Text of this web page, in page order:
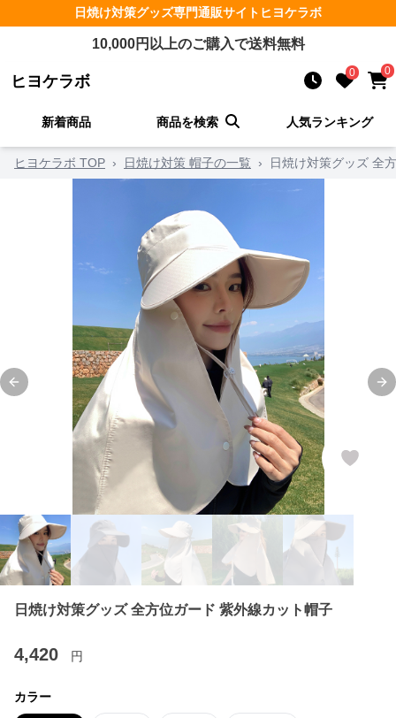
日焼け対策グッズ専門通販サイト ヒヨケラボ
10,000円以上のご購入で送料無料
ヒヨケラボ 0 0
新着商品 商品を検索 人気ランキング
ヒヨケラボ TOP › 日焼け対策 帽子の一覧 › 日焼け対策グッズ 全
Previous slide
日焼け対策グッズ 全方位ガード 紫外線カット帽子
4,420 円
カラー